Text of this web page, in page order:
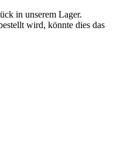
in unserem Lager.
wird, könnte dies das